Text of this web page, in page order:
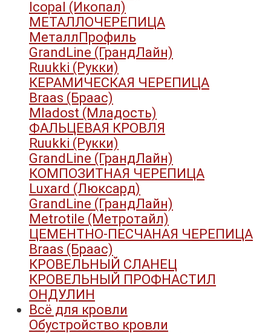
Icopal (Икопал)
МЕТАЛЛОЧЕРЕПИЦА
МеталлПрофиль
GrandLine (ГрандЛайн)
Ruukki (Рукки)
КЕРАМИЧЕСКАЯ ЧЕРЕПИЦА
Braas (Браас)
Mladost (Младость)
ФАЛЬЦЕВАЯ КРОВЛЯ
Ruukki (Рукки)
GrandLine (ГрандЛайн)
КОМПОЗИТНАЯ ЧЕРЕПИЦА
Luxard (Люксард)
GrandLine (ГрандЛайн)
Metrotile (Метротайл)
ЦЕМЕНТНО-ПЕСЧАНАЯ ЧЕРЕПИЦА
Braas (Браас)
КРОВЕЛЬНЫЙ СЛАНЕЦ
КРОВЕЛЬНЫЙ ПРОФНАСТИЛ
ОНДУЛИН
Всё для кровли
Обустройство кровли